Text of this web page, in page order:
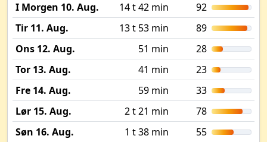
I Morgen 10. Aug.
14 t 42 min
92
Tir 11. Aug.
13 t 53 min
89
Ons 12. Aug.
51 min
28
Tor 13. Aug.
41 min
23
Fre 14. Aug.
59 min
33
Lør 15. Aug.
2 t 21 min
78
Søn 16. Aug.
1 t 38 min
55